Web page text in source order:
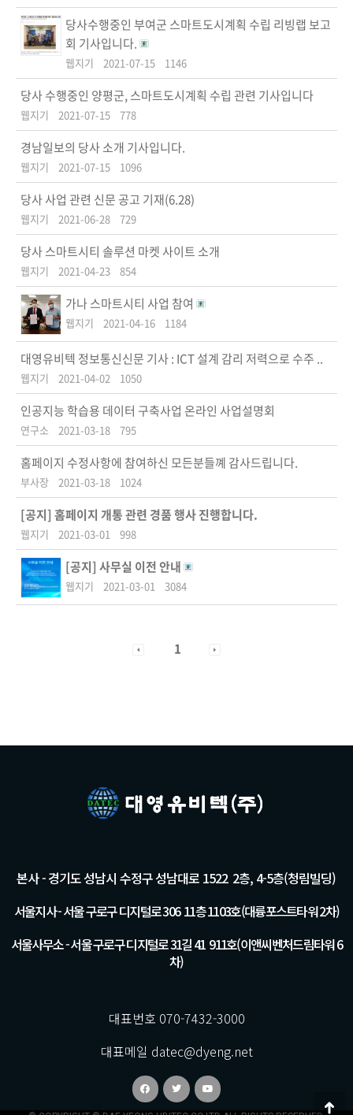
당사수행중인 부여군 스마트도시계획 수립 리빙랩 보고
회 기사입니다.
웹지기 2021-07-15 1146
당사 수행중인 양평군, 스마트도시계획 수립 관련 기사입니다
웹지기 2021-07-15 778
경남일보의 당사 소개 기사입니다.
웹지기 2021-07-15 1096
당사 사업 관련 신문 공고 기재(6.28)
웹지기 2021-06-28 729
당사 스마트시티 솔루션 마켓 사이트 소개
웹지기 2021-04-23 854
가나 스마트시티 사업 참여
웹지기 2021-04-16 1184
대영유비텍 정보통신신문 기사 : ICT 설계 감리 저력으로 수주 ..
웹지기 2021-04-02 1050
인공지능 학습용 데이터 구축사업 온라인 사업설명회
연구소 2021-03-18 795
홈페이지 수정사항에 참여하신 모든분들꼐 감사드립니다.
부사장 2021-03-18 1024
[공지] 홈페이지 개통 관련 경품 행사 진행합니다.
웹지기 2021-03-01 998
[공지] 사무실 이전 안내
웹지기 2021-03-01 3084
1
본사 - 경기도 성남시 수정구 성남대로 1522 2층, 4-5층(청림빌딩)
서울지사 - 서울 구로구 디지털로 306 11층 1103호(대륭포스트타워 2차)
서울사무소 - 서울 구로구 디지털로 31길 41 911호(이앤씨벤처드림타워 6
차)
대표번호 070-7432-3000
대표메일 datec@dyeng.net